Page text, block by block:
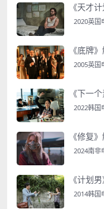
《天才
2020英国
《底牌
2005英国
《下一
2022韩国
《修复
2024南非
《计划
2014韩国